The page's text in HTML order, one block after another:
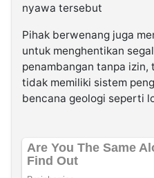
nyawa tersebut
Pihak berwenang juga
untuk menghentikan
penambangan tanpa
tidak memiliki sistem
bencana geologi seperti